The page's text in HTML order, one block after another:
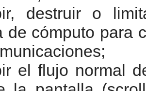
destruir o
de cómputo para
el flujo normal